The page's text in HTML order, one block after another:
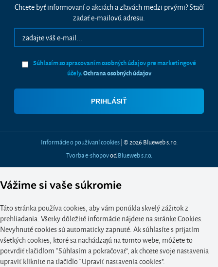
Chcete byť informovaní o akciách a zľavách medzi prvými? Stačí
zadať e-mailovú adresu.
Súhlasím so spracovaním osobných údajov pre marketingové
účely.Ochrana osobných údajov
Informácie o používaní cookies| © 2026 Blueweb s.r.o.
Tvorba e-shopovod Blueweb s.r.o.
Vážime si vaše súkromie
Táto stránka používa cookies, aby vám ponúkla skvelý zážitok z
prehliadania. Všetky dôležité informácie nájdete na stránke Cookies.
Nevyhnuté cookies sú automaticky zapnuté. Ak súhlasíte s prijatím
všetkých cookies, ktoré sa nachádzajú na tomto webe, môžete to
potvrdiť tlačidlom “Súhlasím a pokračovať", ak chcete svoje nastavenia
upraviť kliknite na tlačidlo “Upraviť nastavenia cookies".